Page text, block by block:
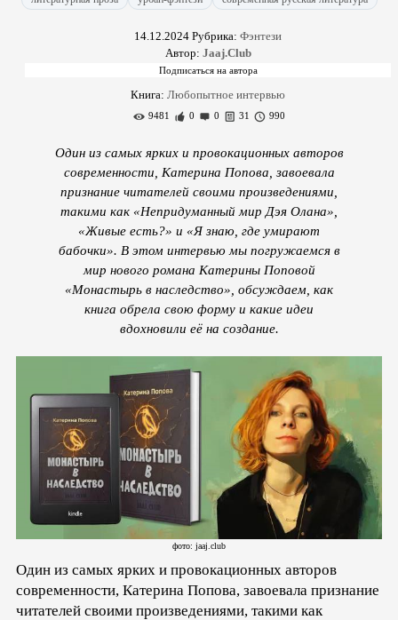
14.12.2024 Рубрика: Фэнтези
Автор: Jaaj.Club
Книга: Любопытное интервью
9481 0 0 31 990
Один из самых ярких и провокационных авторов
современности, Катерина Попова, завоевала
признание читателей своими произведениями,
такими как «Непридуманный мир Дэя Олана»,
«Живые есть?» и «Я знаю, где умирают
бабочки». В этом интервью мы погружаемся в
мир нового романа Катерины Поповой
«Монастырь в наследство», обсуждаем, как
книга обрела свою форму и какие идеи
вдохновили её на создание.
фото: jaaj.club
Один из самых ярких и провокационных авторов
современности, Катерина Попова, завоевала признание
читателей своими произведениями, такими как